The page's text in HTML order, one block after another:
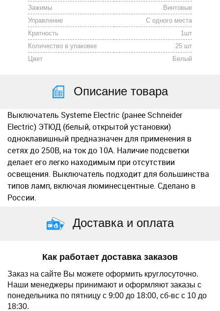
Зажимы
Винтовые
Управление
С одного места
Кратность
1шт
Количество в упаковке
25 шт
Цвет
Белый
Описание товара
Выключатель Systeme Electric (ранее Schneider
Electric) ЭТЮД (белый, открытой установки)
одноклавишный предназначен для применения в
сетях до 250В, на ток до 10А. Наличие подсветки
делает его легко находимым при отсутствии
освещения. Выключатель подходит для большинства
типов ламп, включая люминесцентные. Сделано в
России.
Доставка и оплата
Как работает доставка заказов
Заказ на сайте Вы можете оформить круглосуточно.
Наши менеджеры принимают и оформляют заказы с
понедельника по пятницу с 9:00 до 18:00, сб-вс с 10 до
18:30.